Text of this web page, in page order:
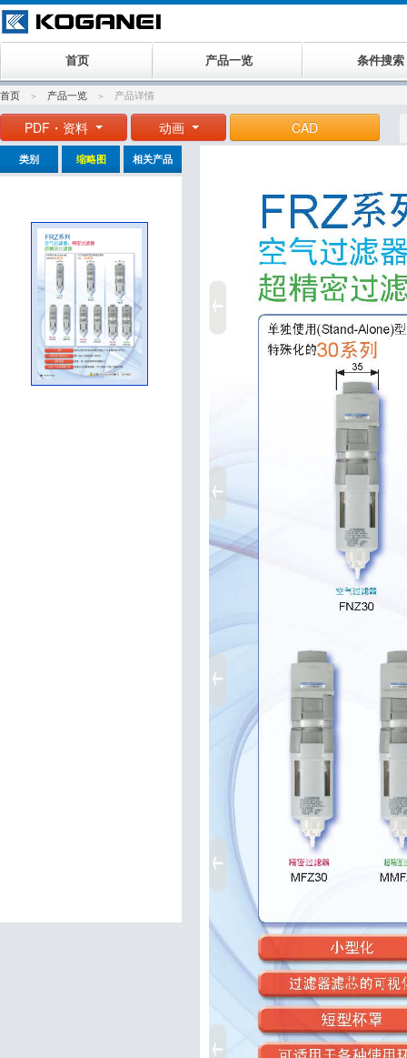
首页 产品一览 条件搜索
首页 产品一览 产品详情
PDF・资料 动画 CAD
类别 缩略图 相关产品